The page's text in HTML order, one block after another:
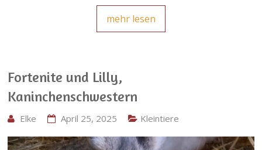
mehr lesen
Fortenite und Lilly,
Kaninchenschwestern
Elke April 25, 2025 Kleintiere